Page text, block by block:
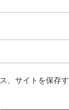
、サイトを保存す